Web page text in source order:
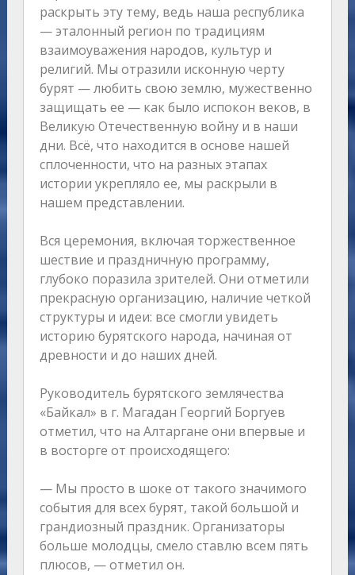
раскрыть эту тему, ведь наша республика
— эталонный регион по традициям
взаимоуважения народов, культур и
религий. Мы отразили исконную черту
бурят — любить свою землю, мужественно
защищать ее — как было испокон веков, в
Великую Отечественную войну и в наши
дни. Всё, что находится в основе нашей
сплоченности, что на разных этапах
истории укрепляло ее, мы раскрыли в
нашем представлении.
Вся церемония, включая торжественное
шествие и праздничную программу,
глубоко поразила зрителей. Они отметили
прекрасную организацию, наличие четкой
структуры и идеи: все смогли увидеть
историю бурятского народа, начиная от
древности и до наших дней.
Руководитель бурятского землячества
«Байкал» в г. Магадан Георгий Боргуев
отметил, что на Алтаргане они впервые и
в восторге от происходящего:
— Мы просто в шоке от такого значимого
события для всех бурят, такой большой и
грандиозный праздник. Организаторы
больше молодцы, смело ставлю всем пять
плюсов, — отметил он.